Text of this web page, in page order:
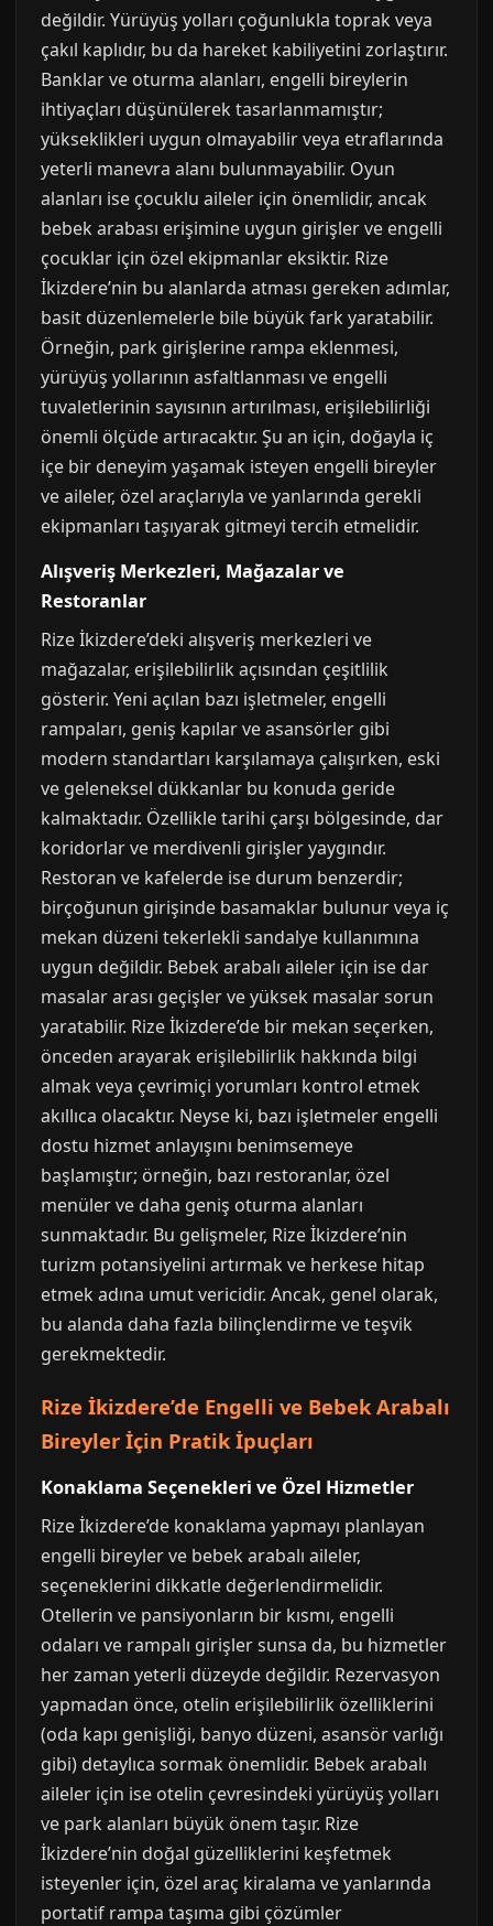
değildir. Yürüyüş yolları çoğunlukla toprak veya
çakıl kaplıdır, bu da hareket kabiliyetini zorlaştırır.
Banklar ve oturma alanları, engelli bireylerin
ihtiyaçları düşünülerek tasarlanmamıştır;
yükseklikleri uygun olmayabilir veya etraflarında
yeterli manevra alanı bulunmayabilir. Oyun
alanları ise çocuklu aileler için önemlidir, ancak
bebek arabası erişimine uygun girişler ve engelli
çocuklar için özel ekipmanlar eksiktir. Rize
İkizdere’nin bu alanlarda atması gereken adımlar,
basit düzenlemelerle bile büyük fark yaratabilir.
Örneğin, park girişlerine rampa eklenmesi,
yürüyüş yollarının asfaltlanması ve engelli
tuvaletlerinin sayısının artırılması, erişilebilirliği
önemli ölçüde artıracaktır. Şu an için, doğayla iç
içe bir deneyim yaşamak isteyen engelli bireyler
ve aileler, özel araçlarıyla ve yanlarında gerekli
ekipmanları taşıyarak gitmeyi tercih etmelidir.
Alışveriş Merkezleri, Mağazalar ve
Restoranlar
Rize İkizdere’deki alışveriş merkezleri ve
mağazalar, erişilebilirlik açısından çeşitlilik
gösterir. Yeni açılan bazı işletmeler, engelli
rampaları, geniş kapılar ve asansörler gibi
modern standartları karşılamaya çalışırken, eski
ve geleneksel dükkanlar bu konuda geride
kalmaktadır. Özellikle tarihi çarşı bölgesinde, dar
koridorlar ve merdivenli girişler yaygındır.
Restoran ve kafelerde ise durum benzerdir;
birçoğunun girişinde basamaklar bulunur veya iç
mekan düzeni tekerlekli sandalye kullanımına
uygun değildir. Bebek arabalı aileler için ise dar
masalar arası geçişler ve yüksek masalar sorun
yaratabilir. Rize İkizdere’de bir mekan seçerken,
önceden arayarak erişilebilirlik hakkında bilgi
almak veya çevrimiçi yorumları kontrol etmek
akıllıca olacaktır. Neyse ki, bazı işletmeler engelli
dostu hizmet anlayışını benimsemeye
başlamıştır; örneğin, bazı restoranlar, özel
menüler ve daha geniş oturma alanları
sunmaktadır. Bu gelişmeler, Rize İkizdere’nin
turizm potansiyelini artırmak ve herkese hitap
etmek adına umut vericidir. Ancak, genel olarak,
bu alanda daha fazla bilinçlendirme ve teşvik
gerekmektedir.
Rize İkizdere’de Engelli ve Bebek Arabalı
Bireyler İçin Pratik İpuçları
Konaklama Seçenekleri ve Özel Hizmetler
Rize İkizdere’de konaklama yapmayı planlayan
engelli bireyler ve bebek arabalı aileler,
seçeneklerini dikkatle değerlendirmelidir.
Otellerin ve pansiyonların bir kısmı, engelli
odaları ve rampalı girişler sunsa da, bu hizmetler
her zaman yeterli düzeyde değildir. Rezervasyon
yapmadan önce, otelin erişilebilirlik özelliklerini
(oda kapı genişliği, banyo düzeni, asansör varlığı
gibi) detaylıca sormak önemlidir. Bebek arabalı
aileler için ise otelin çevresindeki yürüyüş yolları
ve park alanları büyük önem taşır. Rize
İkizdere’nin doğal güzelliklerini keşfetmek
isteyenler için, özel araç kiralama ve yanlarında
portatif rampa taşıma gibi çözümler